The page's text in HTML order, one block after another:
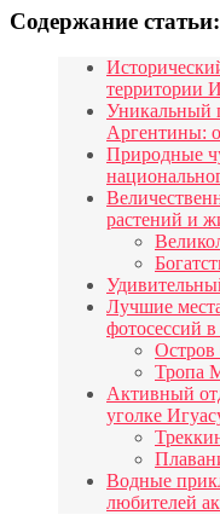
Содержание статьи:
территории
Уникальный
Аргентины:
Природные
растений и
Лучшие
фотосессий в
Тропа
Активный
уголке
Водные
любителей